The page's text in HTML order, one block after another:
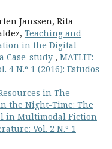
Janssen, Rita
Teaching and
in the Digital
Case-study , MATLIT:
N.º 1 (2016): Estudos
in The
the Night-Time: The
in Multimodal Fiction
Vol. 2 N.º 1